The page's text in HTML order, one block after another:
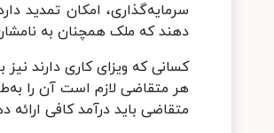
سرمایه‌گذاری، امکان تمدید
دهند که ملک همچنان به
کسانی که ویزای کاری دارند
هر متقاضی لازم است آن را
متقاضی باید درآمد کافی ارائه